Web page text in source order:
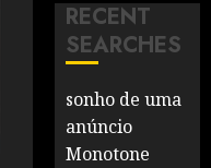
RECENT
SEARCHES
sonho de uma
anúncio
Monotone